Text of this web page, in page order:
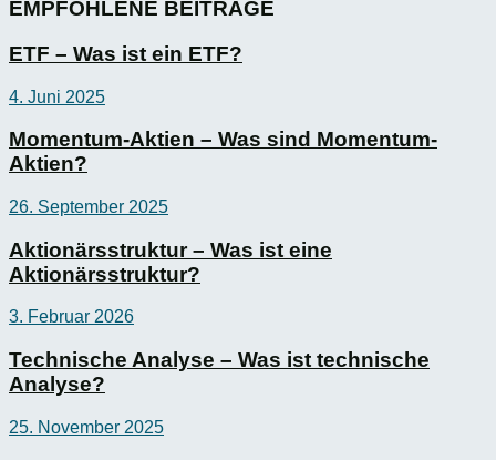
EMPFOHLENE BEITRÄGE
ETF – Was ist ein ETF?
4. Juni 2025
Momentum-Aktien – Was sind Momentum-
Aktien?
26. September 2025
Aktionärsstruktur – Was ist eine
Aktionärsstruktur?
3. Februar 2026
Technische Analyse – Was ist technische
Analyse?
25. November 2025